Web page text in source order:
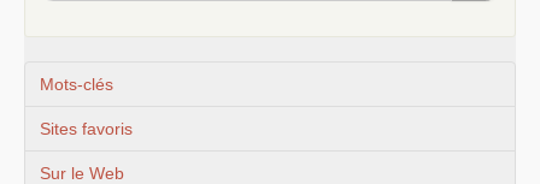
Mots-clés
Sites favoris
Sur le Web